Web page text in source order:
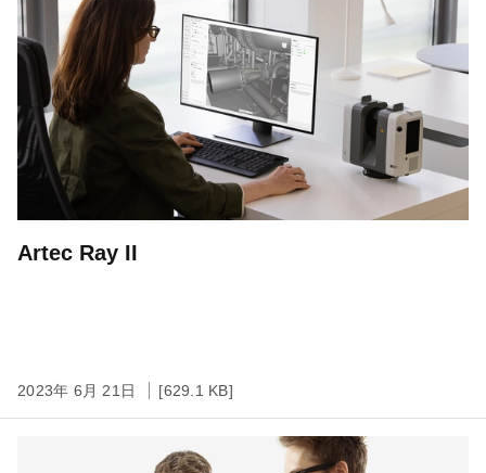
Artec Ray II
2023年 6月 21日 [629.1 KB]